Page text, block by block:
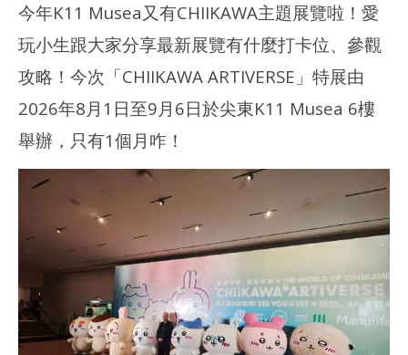
NOW VIEWING
多圖分享｜CHIIKAWA ARTIVERSE 特展2026 – 打卡位！旋轉木
2026
月 2
日
月 2
日
今年K11 Musea又有CHIIKAWA主題展覽啦！愛
玩小生跟大家分享最新展覽有什麼打卡位、參觀
攻略！今次「CHIIKAWA ARTIVERSE」特展由
2026年8月1日至9月6日於尖東K11 Musea 6樓
舉辦，只有1個月咋！